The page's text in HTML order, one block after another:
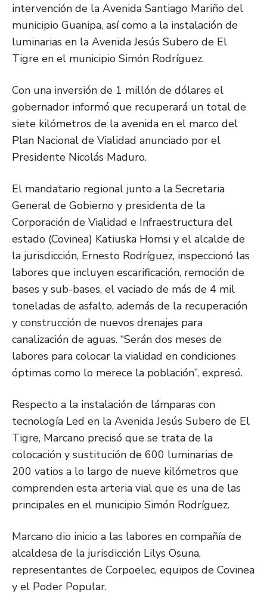
intervención de la Avenida Santiago Mariño del
municipio Guanipa, así como a la instalación de
luminarias en la Avenida Jesús Subero de El
Tigre en el municipio Simón Rodríguez.
Con una inversión de 1 millón de dólares el
gobernador informó que recuperará un total de
siete kilómetros de la avenida en el marco del
Plan Nacional de Vialidad anunciado por el
Presidente Nicolás Maduro.
El mandatario regional junto a la Secretaria
General de Gobierno y presidenta de la
Corporación de Vialidad e Infraestructura del
estado (Covinea) Katiuska Homsi y el alcalde de
la jurisdicción, Ernesto Rodríguez, inspeccionó las
labores que incluyen escarificación, remoción de
bases y sub-bases, el vaciado de más de 4 mil
toneladas de asfalto, además de la recuperación
y construcción de nuevos drenajes para
canalización de aguas. “Serán dos meses de
labores para colocar la vialidad en condiciones
óptimas como lo merece la población”, expresó.
Respecto a la instalación de lámparas con
tecnología Led en la Avenida Jesús Subero de El
Tigre, Marcano precisó que se trata de la
colocación y sustitución de 600 luminarias de
200 vatios a lo largo de nueve kilómetros que
comprenden esta arteria vial que es una de las
principales en el municipio Simón Rodríguez.
Marcano dio inicio a las labores en compañía de
alcaldesa de la jurisdicción Lilys Osuna,
representantes de Corpoelec, equipos de Covinea
y el Poder Popular.